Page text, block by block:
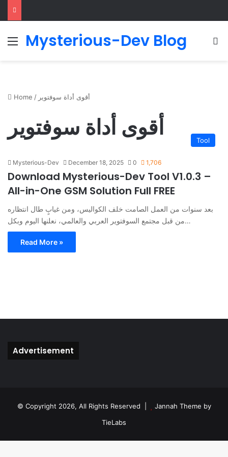
Menu
Mysterious-Dev Blog
Home / أقوى أداة سوفتوير
أقوى أداة سوفتوير Tool
Mysterious-Dev December 18, 2025 0 1,706
Download Mysterious-Dev Tool V1.0.3 –
All-in-One GSM Solution Full FREE
بعد سنوات من العمل الصامت خلف الكواليس، ومن غيابٍ طال انتظاره
من قبل مجتمع السوفتوير العربي والعالمي، نعلنها اليوم وبكل…
Read More »
Advertisement
© Copyright 2026, All Rights Reserved |
Jannah Theme by
TieLabs